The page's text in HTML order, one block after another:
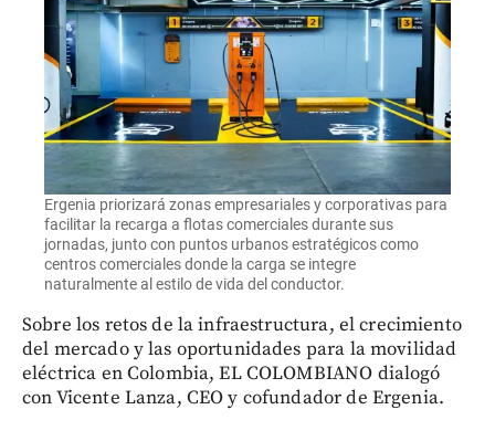
Ergenia priorizará zonas empresariales y corporativas para
facilitar la recarga a flotas comerciales durante sus
jornadas, junto con puntos urbanos estratégicos como
centros comerciales donde la carga se integre
naturalmente al estilo de vida del conductor.
Sobre los retos de la infraestructura, el crecimiento
del mercado y las oportunidades para la movilidad
eléctrica en Colombia, EL COLOMBIANO dialogó
con Vicente Lanza, CEO y cofundador de Ergenia.